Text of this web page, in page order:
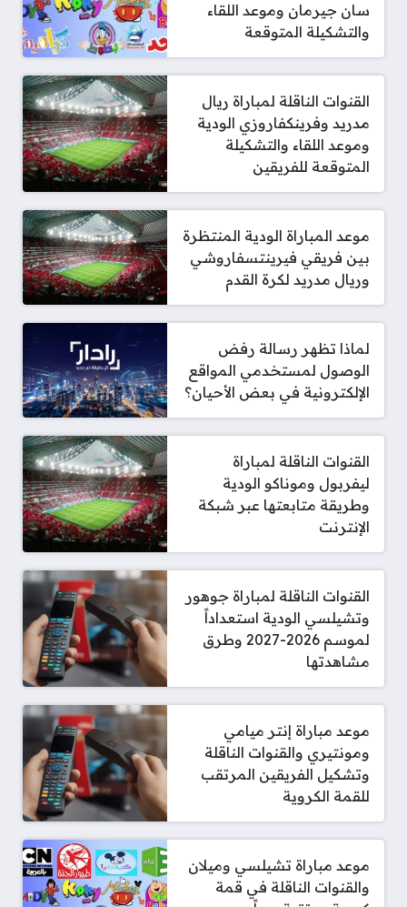
سان جيرمان وموعد اللقاء
والتشكيلة المتوقعة
القنوات الناقلة لمباراة ريال
مدريد وفرينكفاروزي الودية
وموعد اللقاء والتشكيلة
المتوقعة للفريقين
موعد المباراة الودية المنتظرة
بين فريقي فيرينتسفاروشي
وريال مدريد لكرة القدم
لماذا تظهر رسالة رفض
الوصول لمستخدمي المواقع
الإلكترونية في بعض الأحيان؟
القنوات الناقلة لمباراة
ليفربول وموناكو الودية
وطريقة متابعتها عبر شبكة
الإنترنت
القنوات الناقلة لمباراة جوهور
وتشيلسي الودية استعداداً
لموسم 2026-2027 وطرق
مشاهدتها
موعد مباراة إنتر ميامي
ومونتيري والقنوات الناقلة
وتشكيل الفريقين المرتقب
للقمة الكروية
موعد مباراة تشيلسي وميلان
والقنوات الناقلة في قمة